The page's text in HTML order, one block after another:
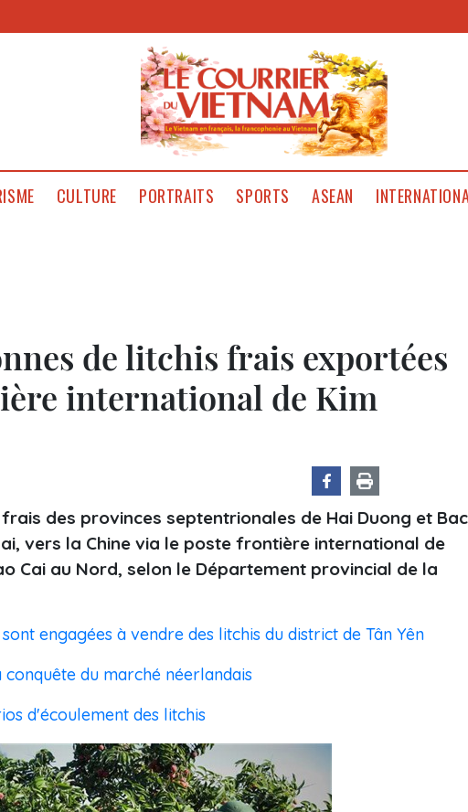
CULTURE PORTRAITS SPORTS ASEAN
de litchis frais exportées
international de Kim
des provinces septentrionales de Hai Duong et Bac
vers la Chine via le poste frontière international de
Cai au Nord, selon le Département provincial de la
engagées à vendre des litchis du district de Tân Yên
du marché néerlandais
d'écoulement des litchis